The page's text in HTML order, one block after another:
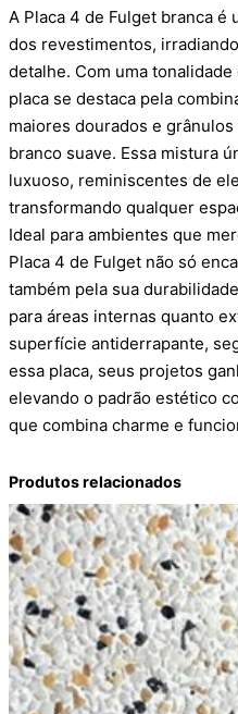
A Placa 4 de Fulget branca é
dos revestimentos,
detalhe. Com uma
placa se destaca pela
maiores dourados e
branco suave. Essa mistura
luxuoso, reminiscentes de
transformando qualquer
Ideal para ambientes que
Placa 4 de Fulget não só
também pela sua
para áreas internas quanto
superfície antiderrapante,
essa placa, seus projetos
elevando o padrão estético
que combina charme e
Produtos relacionados